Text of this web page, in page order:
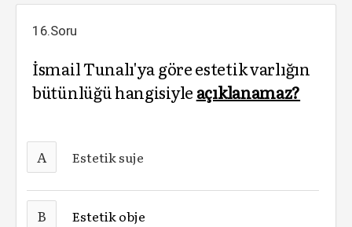
16.Soru
İsmail Tunalı'ya göre estetik varlığın
bütünlüğü hangisiyle açıklanamaz?
A Estetik suje
B Estetik obje